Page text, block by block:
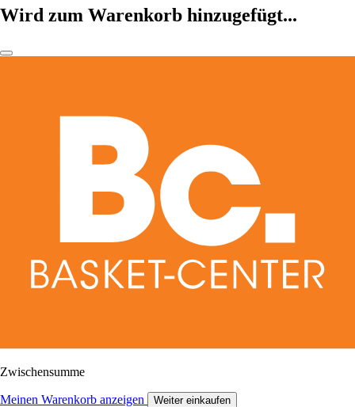
Wird zum Warenkorb hinzugefügt...
Zwischensumme
Meinen Warenkorb anzeigen Weiter einkaufen